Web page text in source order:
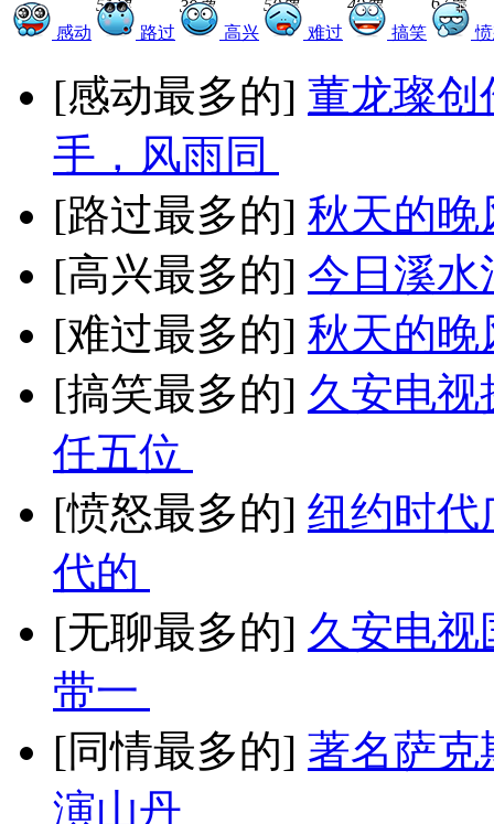
感动
51票
路过
39票
高兴
50票
难过
49票
搞笑
[感动最多的] 董龙璨创
手，风雨同
[路过最多的] 秋天的晚
[高兴最多的] 今日溪水
[难过最多的] 秋天的晚
[搞笑最多的] 久安电
任五位
[愤怒最多的] 纽约时代
代的
[无聊最多的] 久安电视
带一
[同情最多的] 著名萨克
演山丹